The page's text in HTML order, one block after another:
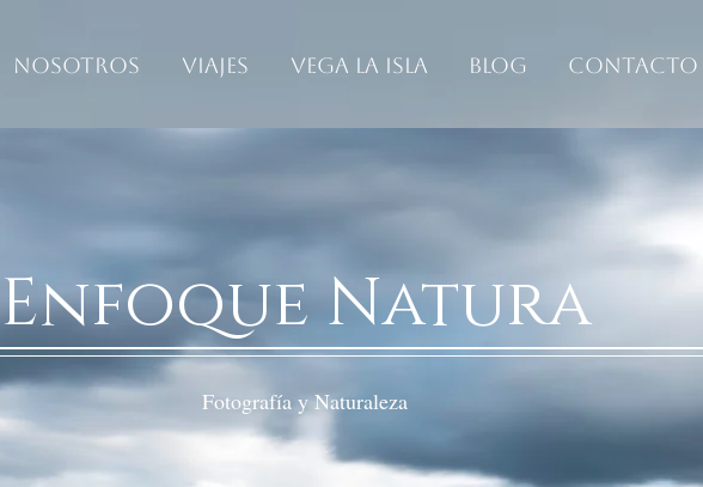
Nosotros Viajes Vega La Isla Blog Contacto
Enfoque Natura
Fotografía y Naturaleza